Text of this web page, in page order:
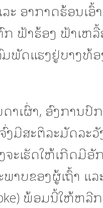
ະ ອາກາດຮ້ອນເອົ້
ຟ້າຮ້ອງ ຟ້າເຫລື້
ພັດແຮງຢູ່ບາງທ້ອ
າເຜົ່າ, ອົງການປົ
ມີສະຕິລະມັດລະວັ
ຈະເຮັດໃຫ້ເກີດມີອັ
າບຂອງຜູ້ເຖົ້າ ແລ
ພ້ອມນີ້ໃຫ້ຫລີ